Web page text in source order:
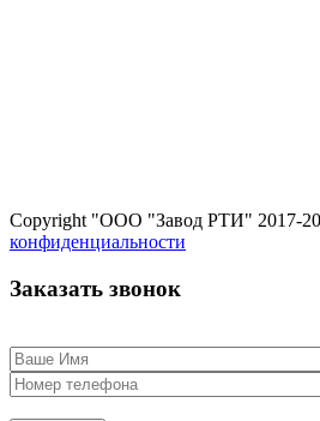
Copyright "ООО "Завод РТИ" 2017-
конфиденциальности
Заказать звонок